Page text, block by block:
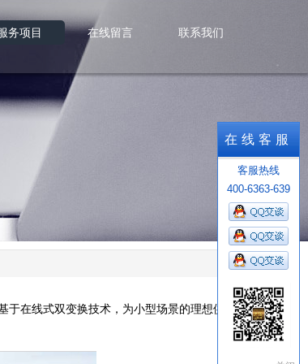
务项目
在线留言
联系我们
在线式双变换技术，为小型场景的理想供
在线客服
客服热线
400-6363-639